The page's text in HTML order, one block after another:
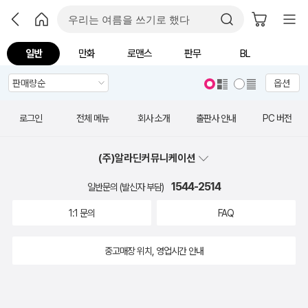
일반 만화 로맨스 판무 BL
옵션
로그인 전체 메뉴 회사 소개 출판사 안내 PC 버전
(주)알라딘커뮤니케이션
일반문의 (발신자 부담) 1544-2514
1:1 문의 FAQ
중고매장 위치, 영업시간 안내